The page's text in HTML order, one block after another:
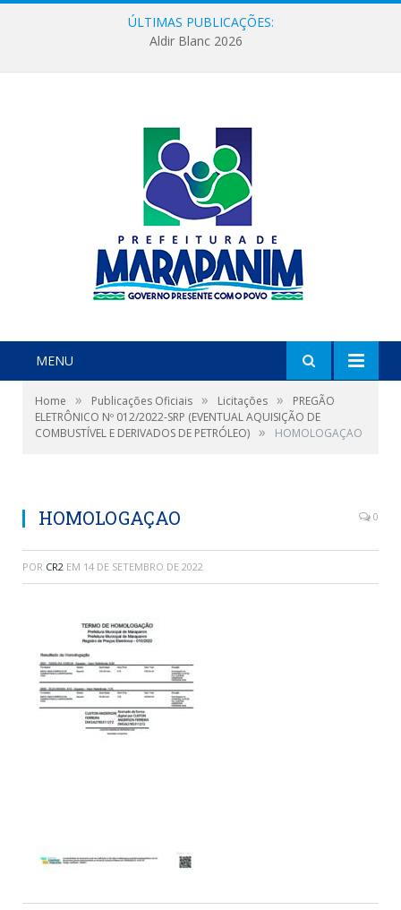
ÚLTIMAS PUBLICAÇÕES:
Aldir Blanc 2026
MENU
Home » Publicações Oficiais » Licitações »
PREGÃO
ELETRÔNICO Nº 012/2022-SRP (EVENTUAL AQUISIÇÃO DE
COMBUSTÍVEL E DERIVADOS DE PETRÓLEO) » HOMOLOGAÇAO
HOMOLOGAÇAO 0
POR CR2 EM 14 DE SETEMBRO DE 2022